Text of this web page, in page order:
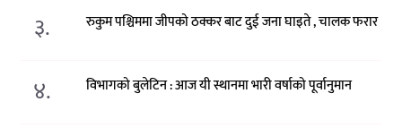
३. रुकुम पश्चिममा जीपको ठक्कर बाट दुई जना घाइते , चालक फरार
४. विभागको बुलेटिन : आज यी स्थानमा भारी वर्षाको पूर्वानुमान